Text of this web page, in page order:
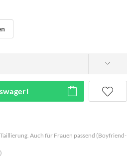
Auch für Frauen passend (Boyfriend-